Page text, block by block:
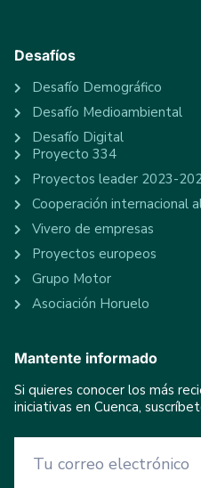
Desafíos
Desafío Demográfico
Desafío Medioambiental
Desafío Digital
Proyecto 334
Proyectos leader 2023-
Cooperación internacional
Vivero de empresas
Proyectos europeos
Grupo Motor
Asociación Horuelo
Mantente informado
Si quieres conocer los más
iniciativas en Cuenca,